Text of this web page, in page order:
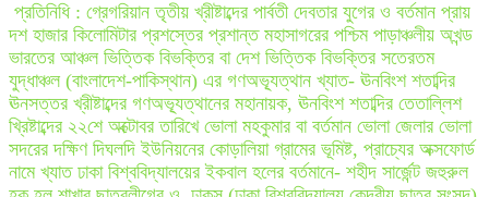
প্রতিনিধি : গ্রেগরিয়ান তৃতীয় খ্রীষ্টাব্দের পার্বতী দেবতার যুগের ও বর্তমান প্রায়
দশ হাজার কিলোমিটার প্রশস্তের প্রশান্ত মহাসাগরের পশ্চিম পাড়াঞ্চলীয় অখন্ড
ভারতের আঞ্চল ভিত্তিক বিভক্তির বা দেশ ভিত্তিক বিভক্তির সতেরতম
যুদ্ধাঞ্চল (বাংলাদেশ-পাকিস্থান) এর গণঅভ্যূত্থান খ্যাত- ঊনবিংশ শতাব্দির
ঊনসত্তর খ্রীষ্টাব্দের গণঅভ্যূত্থানের মহানায়ক, ঊনবিংশ শতাব্দির তেতাল্লিশ
খ্রিষ্টাব্দের ২২শে অক্টোবর তারিখে ভোলা মহকুমার বা বর্তমান ভোলা জেলার ভোলা
সদরের দক্ষিণ দিঘলদি ইউনিয়নের কোড়ালিয়া গ্রামের ভূমিষ্ট, প্রাচ্যের অক্সফোর্ড
নামে খ্যাত ঢাকা বিশ্ববিদ্যালয়ের ইকবাল হলের বর্তমানে- শহীদ সার্জেন্ট জহুরুল